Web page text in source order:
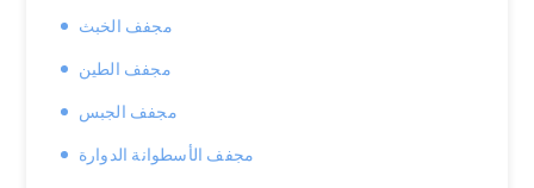
مجفف الخبث
مجفف الطين
مجفف الجبس
مجفف الأسطوانة الدوارة